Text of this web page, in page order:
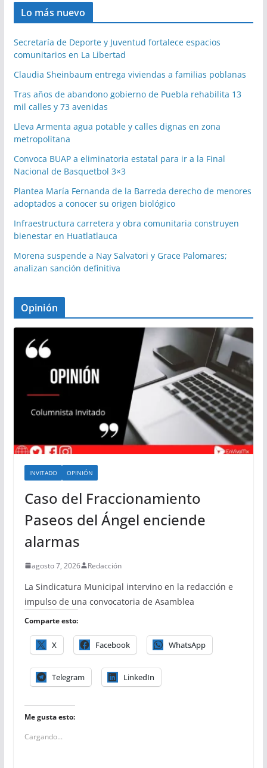
Lo más nuevo
Secretaría de Deporte y Juventud fortalece espacios
comunitarios en La Libertad
Claudia Sheinbaum entrega viviendas a familias poblanas
Tras años de abandono gobierno de Puebla rehabilita 13
mil calles y 73 avenidas
Lleva Armenta agua potable y calles dignas en zona
metropolitana
Convoca BUAP a eliminatoria estatal para ir a la Final
Nacional de Basquetbol 3×3
Plantea María Fernanda de la Barreda derecho de menores
adoptados a conocer su origen biológico
Infraestructura carretera y obra comunitaria construyen
bienestar en Huatlatlauca
Morena suspende a Nay Salvatori y Grace Palomares;
analizan sanción definitiva
Opinión
INVITADO OPINIÓN
Caso del Fraccionamiento
Paseos del Ángel enciende
alarmas
agosto 7, 2026 Redacción
La Sindicatura Municipal intervino en la redacción e
impulso de una convocatoria de Asamblea
Comparte esto:
X Facebook WhatsApp
Telegram LinkedIn
Me gusta esto:
Cargando...